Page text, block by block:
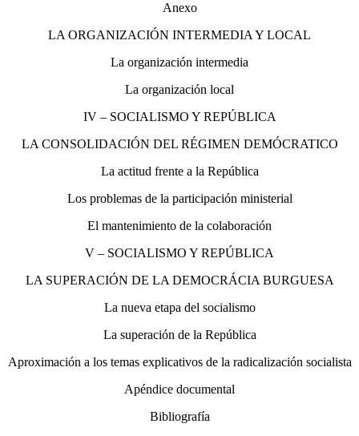
Anexo
LA ORGANIZACIÓN INTERMEDIA Y LOCAL
La organización intermedia
La organización local
IV – SOCIALISMO Y REPÚBLICA
LA CONSOLIDACIÓN DEL RÉGIMEN DEMÓCRATICO
La actitud frente a la República
Los problemas de la participación ministerial
El mantenimiento de la colaboración
V – SOCIALISMO Y REPÚBLICA
LA SUPERACIÓN DE LA DEMOCRÁCIA BURGUESA
La nueva etapa del socialismo
La superación de la República
Aproximación a los temas explicativos de la radicalización socialista
Apéndice documental
Bibliografía